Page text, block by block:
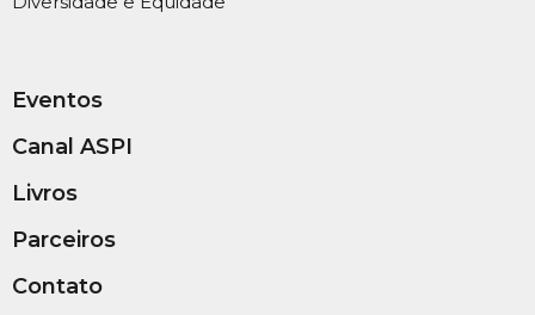
Eventos
Canal ASPI
Livros
Parceiros
Contato